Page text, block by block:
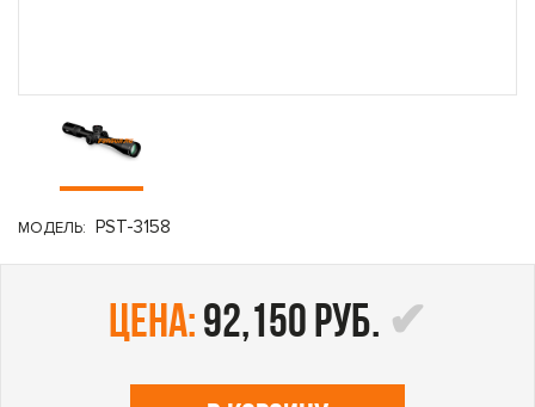
МОДЕЛЬ: PST-3158
цена: 92,150 руб.